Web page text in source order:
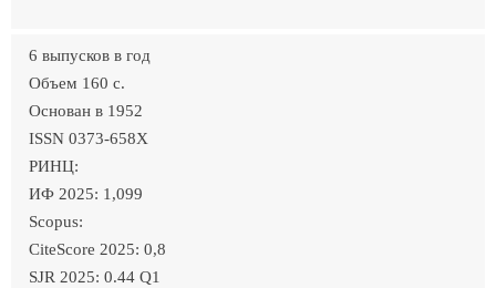
6 выпусков в год
Объем 160 c.
Основан в 1952
ISSN 0373-658X
РИНЦ:
ИФ 2025: 1,099
Scopus:
CiteScore 2025: 0,8
SJR 2025: 0.44 Q1